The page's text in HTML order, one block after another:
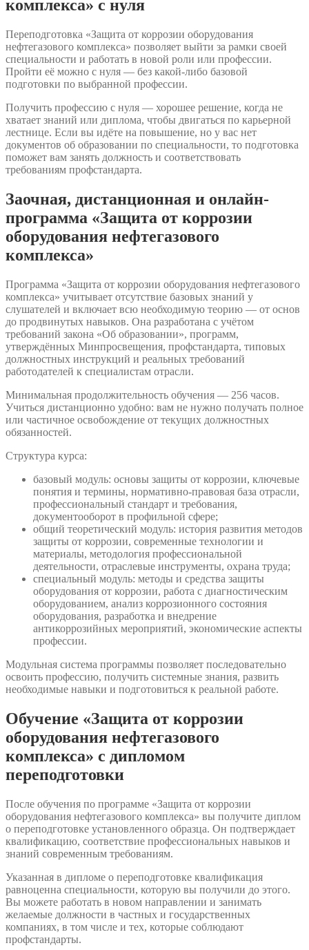
комплекса» с нуля
Переподготовка «Защита от коррозии оборудования
нефтегазового комплекса» позволяет выйти за рамки своей
специальности и работать в новой роли или профессии.
Пройти её можно с нуля — без какой-либо базовой
подготовки по выбранной профессии.
Получить профессию с нуля — хорошее решение, когда не
хватает знаний или диплома, чтобы двигаться по карьерной
лестнице. Если вы идёте на повышение, но у вас нет
документов об образовании по специальности, то подготовка
поможет вам занять должность и соответствовать
требованиям профстандарта.
Заочная, дистанционная и онлайн-
программа «Защита от коррозии
оборудования нефтегазового
комплекса»
Программа «Защита от коррозии оборудования нефтегазового
комплекса» учитывает отсутствие базовых знаний у
слушателей и включает всю необходимую теорию — от основ
до продвинутых навыков. Она разработана с учётом
требований закона «Об образовании», программ,
утверждённых Минпросвещения, профстандарта, типовых
должностных инструкций и реальных требований
работодателей к специалистам отрасли.
Минимальная продолжительность обучения — 256 часов.
Учиться дистанционно удобно: вам не нужно получать полное
или частичное освобождение от текущих должностных
обязанностей.
Структура курса:
базовый модуль: основы защиты от коррозии, ключевые
понятия и термины, нормативно-правовая база отрасли,
профессиональный стандарт и требования,
документооборот в профильной сфере;
общий теоретический модуль: история развития методов
защиты от коррозии, современные технологии и
материалы, методология профессиональной
деятельности, отраслевые инструменты, охрана труда;
специальный модуль: методы и средства защиты
оборудования от коррозии, работа с диагностическим
оборудованием, анализ коррозионного состояния
оборудования, разработка и внедрение
антикоррозийных мероприятий, экономические аспекты
профессии.
Модульная система программы позволяет последовательно
освоить профессию, получить системные знания, развить
необходимые навыки и подготовиться к реальной работе.
Обучение «Защита от коррозии
оборудования нефтегазового
комплекса» с дипломом
переподготовки
После обучения по программе «Защита от коррозии
оборудования нефтегазового комплекса» вы получите диплом
о переподготовке установленного образца. Он подтверждает
квалификацию, соответствие профессиональных навыков и
знаний современным требованиям.
Указанная в дипломе о переподготовке квалификация
равноценна специальности, которую вы получили до этого.
Вы можете работать в новом направлении и занимать
желаемые должности в частных и государственных
компаниях, в том числе и тех, которые соблюдают
профстандарты.